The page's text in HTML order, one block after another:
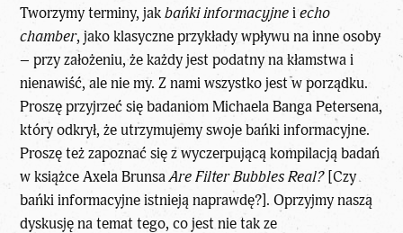
Tworzymy terminy, jakbańki informacyjneiecho
chamber, jako klasyczne przykłady wpływu na inne osoby
– przy założeniu, że każdy jest podatny na kłamstwa i
nienawiść, ale nie my. Z nami wszystko jest w porządku.
Proszę przyjrzeć się badaniom Michaela Banga Petersena,
który odkrył, że utrzymujemy swoje bańki informacyjne.
Proszę też zapoznać się z wyczerpującą kompilacją badań
w książce Axela BrunsaAre Filter Bubbles Real?[Czy
bańki informacyjne istnieją naprawdę?]. Oprzyjmy naszą
dyskusję na temat tego, co jest nie tak ze